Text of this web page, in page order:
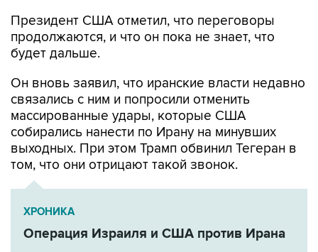
Президент США отметил, что переговоры
продолжаются, и что он пока не знает, что
будет дальше.
Он вновь заявил, что иранские власти недавно
связались с ним и попросили отменить
массированные удары, которые США
собирались нанести по Ирану на минувших
выходных. При этом Трамп обвинил Тегеран в
том, что они отрицают такой звонок.
ХРОНИКА
Операция Израиля и США против Ирана